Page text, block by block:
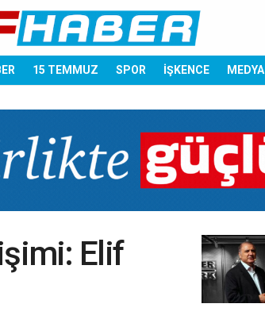
15 TEMMUZ SPOR İŞKENCE MEDYA
Elif